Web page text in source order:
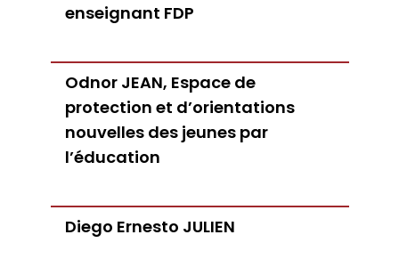
enseignant FDP
Odnor JEAN, Espace de
protection et d’orientations
nouvelles des jeunes par
l’éducation
Diego Ernesto JULIEN